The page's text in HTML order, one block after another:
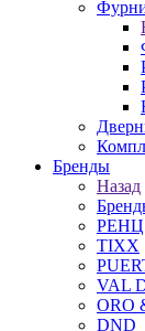
Бренды
Назад
РЕНЦ
TIXX
VAL
ORO
DND